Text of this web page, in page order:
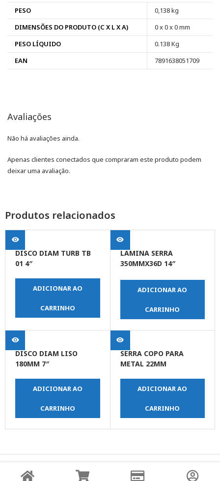
PESO
0,138 kg
DIMENSÕES DO PRODUTO (C X L X A)
0 x 0 x 0 mm
PESO LÍQUIDO
0.138 Kg
EAN
7891638051709
Avaliações
Não há avaliações ainda.
Apenas clientes conectados que compraram este produto podem
deixar uma avaliação.
Produtos relacionados
DISCO DIAM TURB TB
01 4″
ADICIONAR AO
CARRINHO
LAMINA SERRA
350MMX36D 14″
ADICIONAR AO
CARRINHO
DISCO DIAM LISO
180MM 7″
ADICIONAR AO
CARRINHO
SERRA COPO PARA
METAL 22MM
ADICIONAR AO
CARRINHO
© Copyright JPrime Ferramentas - Todos os Direitos
Reservados - Desenvolvido por UNO Studio Digital.